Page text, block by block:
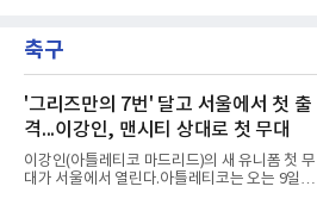
장 특성상 교체가 쉽지는 않지만, 시즌 후반 순
위 경쟁을 생각하면 불안한
게이브 스파이어와 댄 윌슨 시애틀 감독이 퇴장
당했다.발단은 선발이었다. 시애틀 브라이언 우
치 보호대에 맞거나 변화구에 발이 스치는 수준
이어서 치명적이지는 않았다.분위기는 그다음에
달라졌다. 우에 이어 등판한 스파이어가 우타자
글라이버 토레스의 몸쪽 빠른 볼로 왼쪽 넓적다
리를 맞혔다. 토레스와 시애틀 포수 칼 롤리가 말
을 주고받자 AJ 힌치 디
축구
'그리즈만의 7번' 달고 서울에서 첫 출
격...이강인, 맨시티 상대로 첫 무대
이강인(아틀레티코 마드리드)의 새 유니폼 첫 무
대가 서울에서 열린다.아틀레티코는 오는 9일